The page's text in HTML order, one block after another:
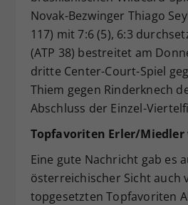
Novak-Bezwinger Thiago
117) mit 7:6 (5), 6:3
(ATP 38) bestreitet am
dritte Center-Court-Spiel
Thiem gegen Rinderknech
Abschluss der Einzel-
Topfavoriten Erler/
Eine gute Nachricht gab es
österreichischer Sicht auch
topgesetzten Topfavoriten